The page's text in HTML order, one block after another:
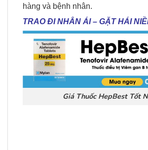
hàng và bệnh nhân.
TRAO ĐI NHÂN ÁI – GẶT HÁI
Giá Thuốc HepBest Tốt